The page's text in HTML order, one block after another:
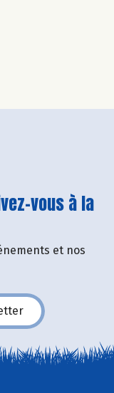
vous à la
et nos